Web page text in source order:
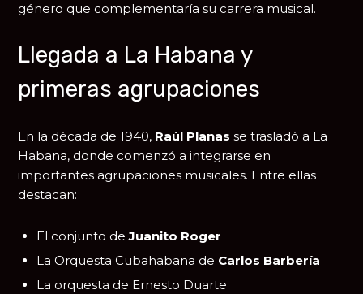
género que complementaría su carrera musical.
Llegada a La Habana y
primeras agrupaciones
En la década de 1940, Raúl Planas se trasladó a La
Habana, donde comenzó a integrarse en
importantes agrupaciones musicales. Entre ellas
destacan:
El conjunto deJuanito Roger
La Orquesta Cubahabana de Carlos Barbería
La orquesta de Ernesto Duarte